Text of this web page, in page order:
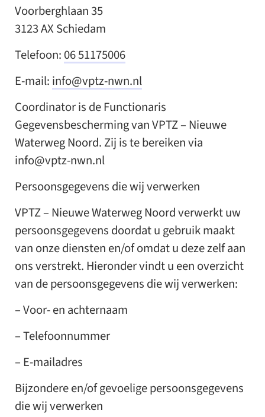
Voorberghlaan 35
3123 AX Schiedam
Telefoon: 06 51175006
E-mail: info@vptz-nwn.nl
Coordinator is de Functionaris
Gegevensbescherming van VPTZ – Nieuwe
Waterweg Noord. Zij is te bereiken via
info@vptz-nwn.nl
Persoonsgegevens die wij verwerken
VPTZ – Nieuwe Waterweg Noord verwerkt uw
persoonsgegevens doordat u gebruik maakt
van onze diensten en/of omdat u deze zelf aan
ons verstrekt. Hieronder vindt u een overzicht
van de persoonsgegevens die wij verwerken:
– Voor- en achternaam
– Telefoonnummer
– E-mailadres
Bijzondere en/of gevoelige persoonsgegevens
die wij verwerken